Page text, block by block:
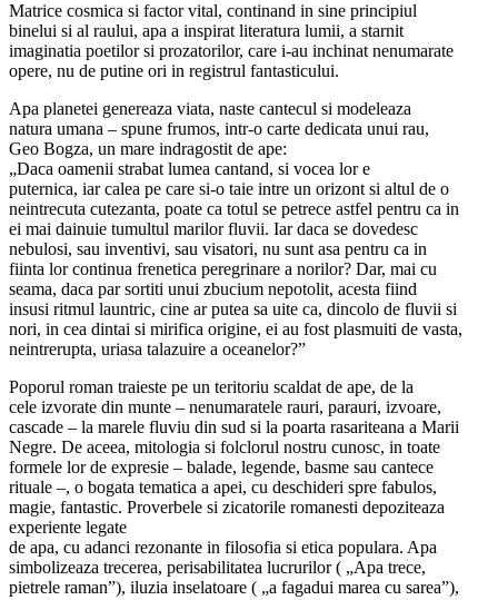
Matrice cosmica si factor vital, continand in sine principiul
binelui si al raului, apa a inspirat literatura lumii, a starnit
imaginatia poetilor si prozatorilor, care i-au inchinat nenumarate
opere, nu de putine ori in registrul fantasticului.
Apa planetei genereaza viata, naste cantecul si modeleaza
natura umana – spune frumos, intr-o carte dedicata unui rau,
Geo Bogza, un mare indragostit de ape:
„Daca oamenii strabat lumea cantand, si vocea lor e
puternica, iar calea pe care si-o taie intre un orizont si altul de o
neintrecuta cutezanta, poate ca totul se petrece astfel pentru ca in
ei mai dainuie tumultul marilor fluvii. Iar daca se dovedesc
nebulosi, sau inventivi, sau visatori, nu sunt asa pentru ca in
fiinta lor continua frenetica peregrinare a norilor? Dar, mai cu
seama, daca par sortiti unui zbucium nepotolit, acesta fiind
insusi ritmul launtric, cine ar putea sa uite ca, dincolo de fluvii si
nori, in cea dintai si mirifica origine, ei au fost plasmuiti de vasta,
neintrerupta, uriasa talazuire a oceanelor?”
Poporul roman traieste pe un teritoriu scaldat de ape, de la
cele izvorate din munte – nenumaratele rauri, parauri, izvoare,
cascade – la marele fluviu din sud si la poarta rasariteana a Marii
Negre. De aceea, mitologia si folclorul nostru cunosc, in toate
formele lor de expresie – balade, legende, basme sau cantece
rituale –, o bogata tematica a apei, cu deschideri spre fabulos,
magie, fantastic. Proverbele si zicatorile romanesti depoziteaza
experiente legate
de apa, cu adanci rezonante in filosofia si etica populara. Apa
simbolizeaza trecerea, perisabilitatea lucrurilor ( „Apa trece,
pietrele raman”), iluzia inselatoare ( „a fagadui marea cu sarea”),